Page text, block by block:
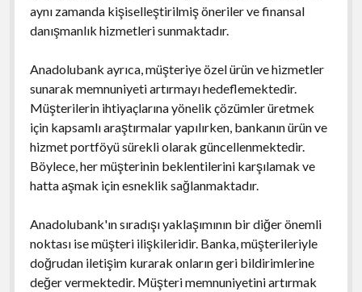
aynı zamanda kişiselleştirilmiş öneriler ve finansal
danışmanlık hizmetleri sunmaktadır.
Anadolubank ayrıca, müşteriye özel ürün ve hizmetler
sunarak memnuniyeti artırmayı hedeflemektedir.
Müşterilerin ihtiyaçlarına yönelik çözümler üretmek
için kapsamlı araştırmalar yapılırken, bankanın ürün ve
hizmet portföyü sürekli olarak güncellenmektedir.
Böylece, her müşterinin beklentilerini karşılamak ve
hatta aşmak için esneklik sağlanmaktadır.
Anadolubank'ın sıradışı yaklaşımının bir diğer önemli
noktası ise müşteri ilişkileridir. Banka, müşterileriyle
doğrudan iletişim kurarak onların geri bildirimlerine
değer vermektedir. Müşteri memnuniyetini artırmak